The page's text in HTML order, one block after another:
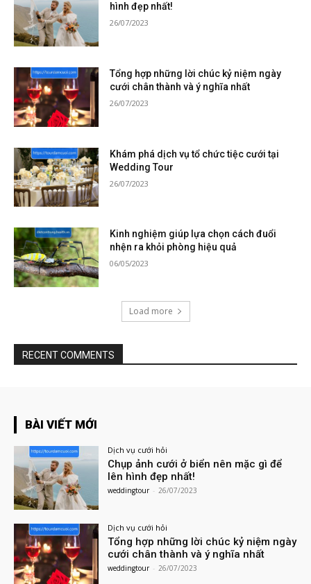
hình đẹp nhất!
26/07/2023
Tổng hợp những lời chúc kỷ niệm ngày
cưới chân thành và ý nghĩa nhất
26/07/2023
Khám phá dịch vụ tổ chức tiệc cưới tại
Wedding Tour
26/07/2023
Kinh nghiệm giúp lựa chọn cách đuổi
nhện ra khỏi phòng hiệu quả
06/05/2023
Load more
RECENT COMMENTS
BÀI VIẾT MỚI
Dịch vụ cưới hỏi
Chụp ảnh cưới ở biển nên mặc gì để
lên hình đẹp nhất!
weddingtour - 26/07/2023
Dịch vụ cưới hỏi
Tổng hợp những lời chúc kỷ niệm ngày
cưới chân thành và ý nghĩa nhất
weddingtour - 26/07/2023